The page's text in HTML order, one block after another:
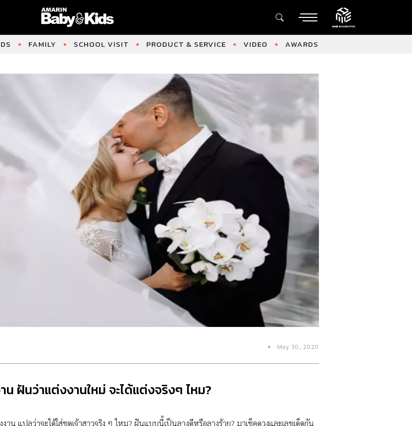
FAMILY SCHOOL VISIT PRODUCT & SERVICE VIDEO AWARDS
May 30, 2020
น ฝันว่าแต่งงานใหม่ จะได้แต่งจริงๆ ไหม?
น แปลว่าจะได้ใส่ชุดเจ้าสาวจริง ๆ ไหม? ฝันแบบนี้เป็นลางดีหรือลางร้าย? มาเช็คดวงและเลขเด็ดกัน